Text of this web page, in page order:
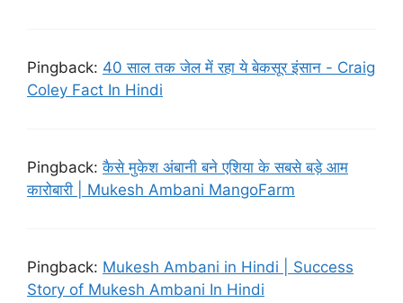
Pingback: 40 साल तक जेल में रहा ये बेकसूर इंसान - Craig
Coley Fact In Hindi
Pingback:कैसे मुकेश अंबानी बने एशिया के सबसे बड़े आम
कारोबारी | Mukesh Ambani MangoFarm
Pingback: Mukesh Ambani in Hindi | Success
Story of Mukesh Ambani In Hindi